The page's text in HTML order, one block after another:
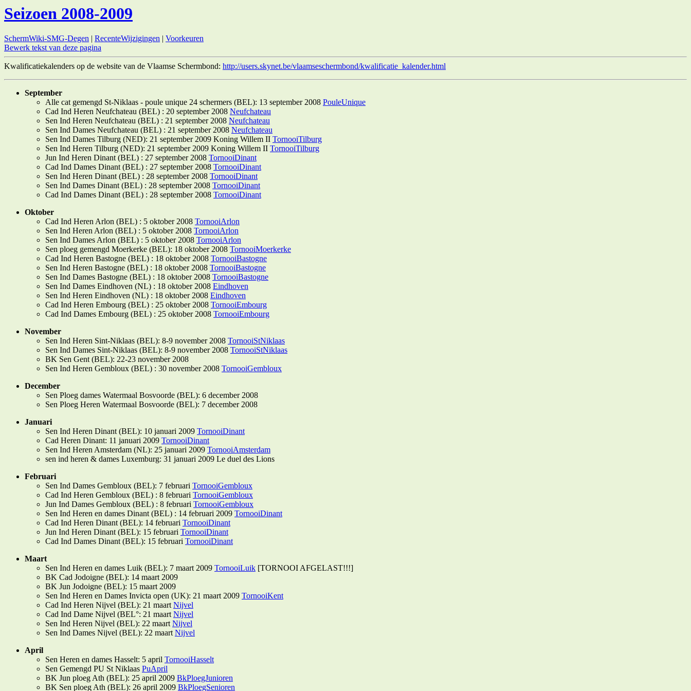
Seizoen 2008-2009
SchermWiki-SMG-Degen | RecenteWijzigingen | Voorkeuren
Bewerk tekst van deze pagina
Kwalificatiekalenders op de website van de Vlaamse Schermbond: http://users.skynet.be/vlaamseschermbond/kwalificatie_kalender.html
September
Alle cat gemengd St-Niklaas - poule unique 24 schermers (BEL): 13 september 2008 PouleUnique
Cad Ind Heren Neufchateau (BEL) : 20 september 2008 Neufchateau
Sen Ind Heren Neufchateau (BEL) : 21 september 2008 Neufchateau
Sen Ind Dames Neufchateau (BEL) : 21 september 2008 Neufchateau
Sen Ind Dames Tilburg (NED): 21 september 2009 Koning Willem II TornooiTilburg
Sen Ind Heren Tilburg (NED): 21 september 2009 Koning Willem II TornooiTilburg
Jun Ind Heren Dinant (BEL) : 27 september 2008 TornooiDinant
Cad Ind Dames Dinant (BEL) : 27 september 2008 TornooiDinant
Sen Ind Heren Dinant (BEL) : 28 september 2008 TornooiDinant
Sen Ind Dames Dinant (BEL) : 28 september 2008 TornooiDinant
Cad Ind Dames Dinant (BEL) : 28 september 2008 TornooiDinant
Oktober
Cad Ind Heren Arlon (BEL) : 5 oktober 2008 TornooiArlon
Sen Ind Heren Arlon (BEL) : 5 oktober 2008 TornooiArlon
Sen Ind Dames Arlon (BEL) : 5 oktober 2008 TornooiArlon
Sen ploeg gemengd Moerkerke (BEL): 18 oktober 2008 TornooiMoerkerke
Cad Ind Heren Bastogne (BEL) : 18 oktober 2008 TornooiBastogne
Sen Ind Heren Bastogne (BEL) : 18 oktober 2008 TornooiBastogne
Sen Ind Dames Bastogne (BEL) : 18 oktober 2008 TornooiBastogne
Sen Ind Dames Eindhoven (NL) : 18 oktober 2008 Eindhoven
Sen Ind Heren Eindhoven (NL) : 18 oktober 2008 Eindhoven
Cad Ind Heren Embourg (BEL) : 25 oktober 2008 TornooiEmbourg
Cad Ind Dames Embourg (BEL) : 25 oktober 2008 TornooiEmbourg
November
Sen Ind Heren Sint-Niklaas (BEL): 8-9 november 2008 TornooiStNiklaas
Sen Ind Dames Sint-Niklaas (BEL): 8-9 november 2008 TornooiStNiklaas
BK Sen Gent (BEL): 22-23 november 2008
Sen Ind Heren Gembloux (BEL) : 30 november 2008 TornooiGembloux
December
Sen Ploeg dames Watermaal Bosvoorde (BEL): 6 december 2008
Sen Ploeg Heren Watermaal Bosvoorde (BEL): 7 december 2008
Januari
Sen Ind Heren Dinant (BEL): 10 januari 2009 TornooiDinant
Cad Heren Dinant: 11 januari 2009 TornooiDinant
Sen Ind Heren Amsterdam (NL): 25 januari 2009 TornooiAmsterdam
sen ind heren & dames Luxemburg: 31 januari 2009 Le duel des Lions
Februari
Sen Ind Dames Gembloux (BEL): 7 februari TornooiGembloux
Cad Ind Heren Gembloux (BEL) : 8 februari TornooiGembloux
Jun Ind Dames Gembloux (BEL) : 8 februari TornooiGembloux
Sen Ind Heren en dames Dinant (BEL) : 14 februari 2009 TornooiDinant
Cad Ind Heren Dinant (BEL): 14 februari TornooiDinant
Jun Ind Heren Dinant (BEL): 15 februari TornooiDinant
Cad Ind Dames Dinant (BEL): 15 februari TornooiDinant
Maart
Sen Ind Heren en dames Luik (BEL): 7 maart 2009 TornooiLuik [TORNOOI AFGELAST!!!]
BK Cad Jodoigne (BEL): 14 maart 2009
BK Jun Jodoigne (BEL): 15 maart 2009
Sen Ind Heren en Dames Invicta open (UK): 21 maart 2009 TornooiKent
Cad Ind Heren Nijvel (BEL): 21 maartNijvel
Cad Ind Dame Nijvel (BEL°: 21 maartNijvel
Sen Ind Heren Nijvel (BEL): 22 maartNijvel
Sen Ind Dames Nijvel (BEL): 22 maartNijvel
April
Sen Heren en dames Hasselt: 5 april TornooiHasselt
Sen Gemengd PU St Niklaas PuApril
BK Jun ploeg Ath (BEL): 25 april 2009 BkPloegJunioren
BK Sen ploeg Ath (BEL): 26 april 2009 BkPloegSenioren